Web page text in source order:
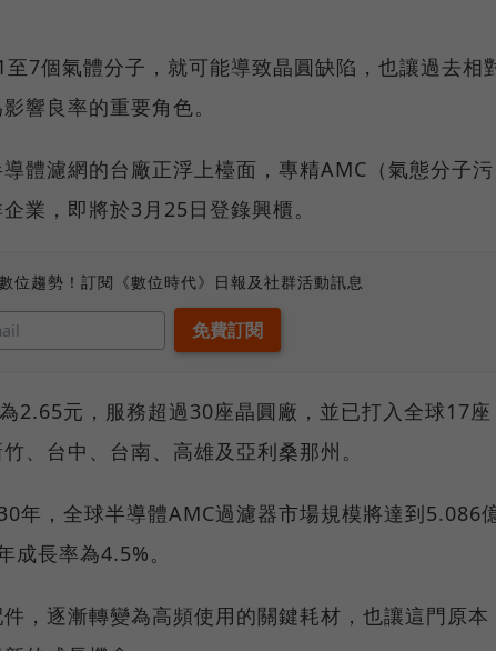
7個氣體分子，就可能導致晶圓缺陷，也讓過去相
響良率的重要角色。
體濾網的台廠正浮上檯面，專精AMC（氣態分子污
業，即將於3月25日登錄興櫃。
位趨勢！訂閱《數位時代》日報及社群活動訊息
2.65元，服務超過30座晶圓廠，並已打入全球17座
、台中、台南、高雄及亞利桑那州。
年，全球半導體AMC過濾器市場規模將達到5.086
長率為4.5%。
，逐漸轉變為高頻使用的關鍵耗材，也讓這門原本